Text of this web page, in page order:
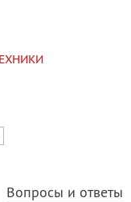
Вопросы и ответы